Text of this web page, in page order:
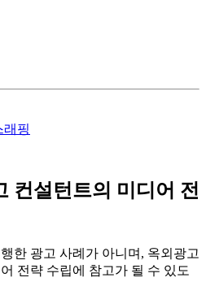
래핑
컨설턴트의 미디어 전
한 광고 사례가 아니며, 옥외광고
전략 수립에 참고가 될 수 있도